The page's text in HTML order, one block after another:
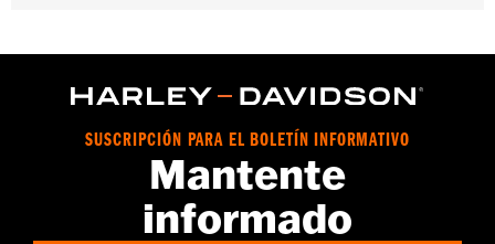
Installation Instructions
GARANTÍA:1 year limited warranty – Go towww.h-
for full details
SUSCRIPCIÓN PARA EL BOLETÍN INFORMATIVO
Mantente
informado